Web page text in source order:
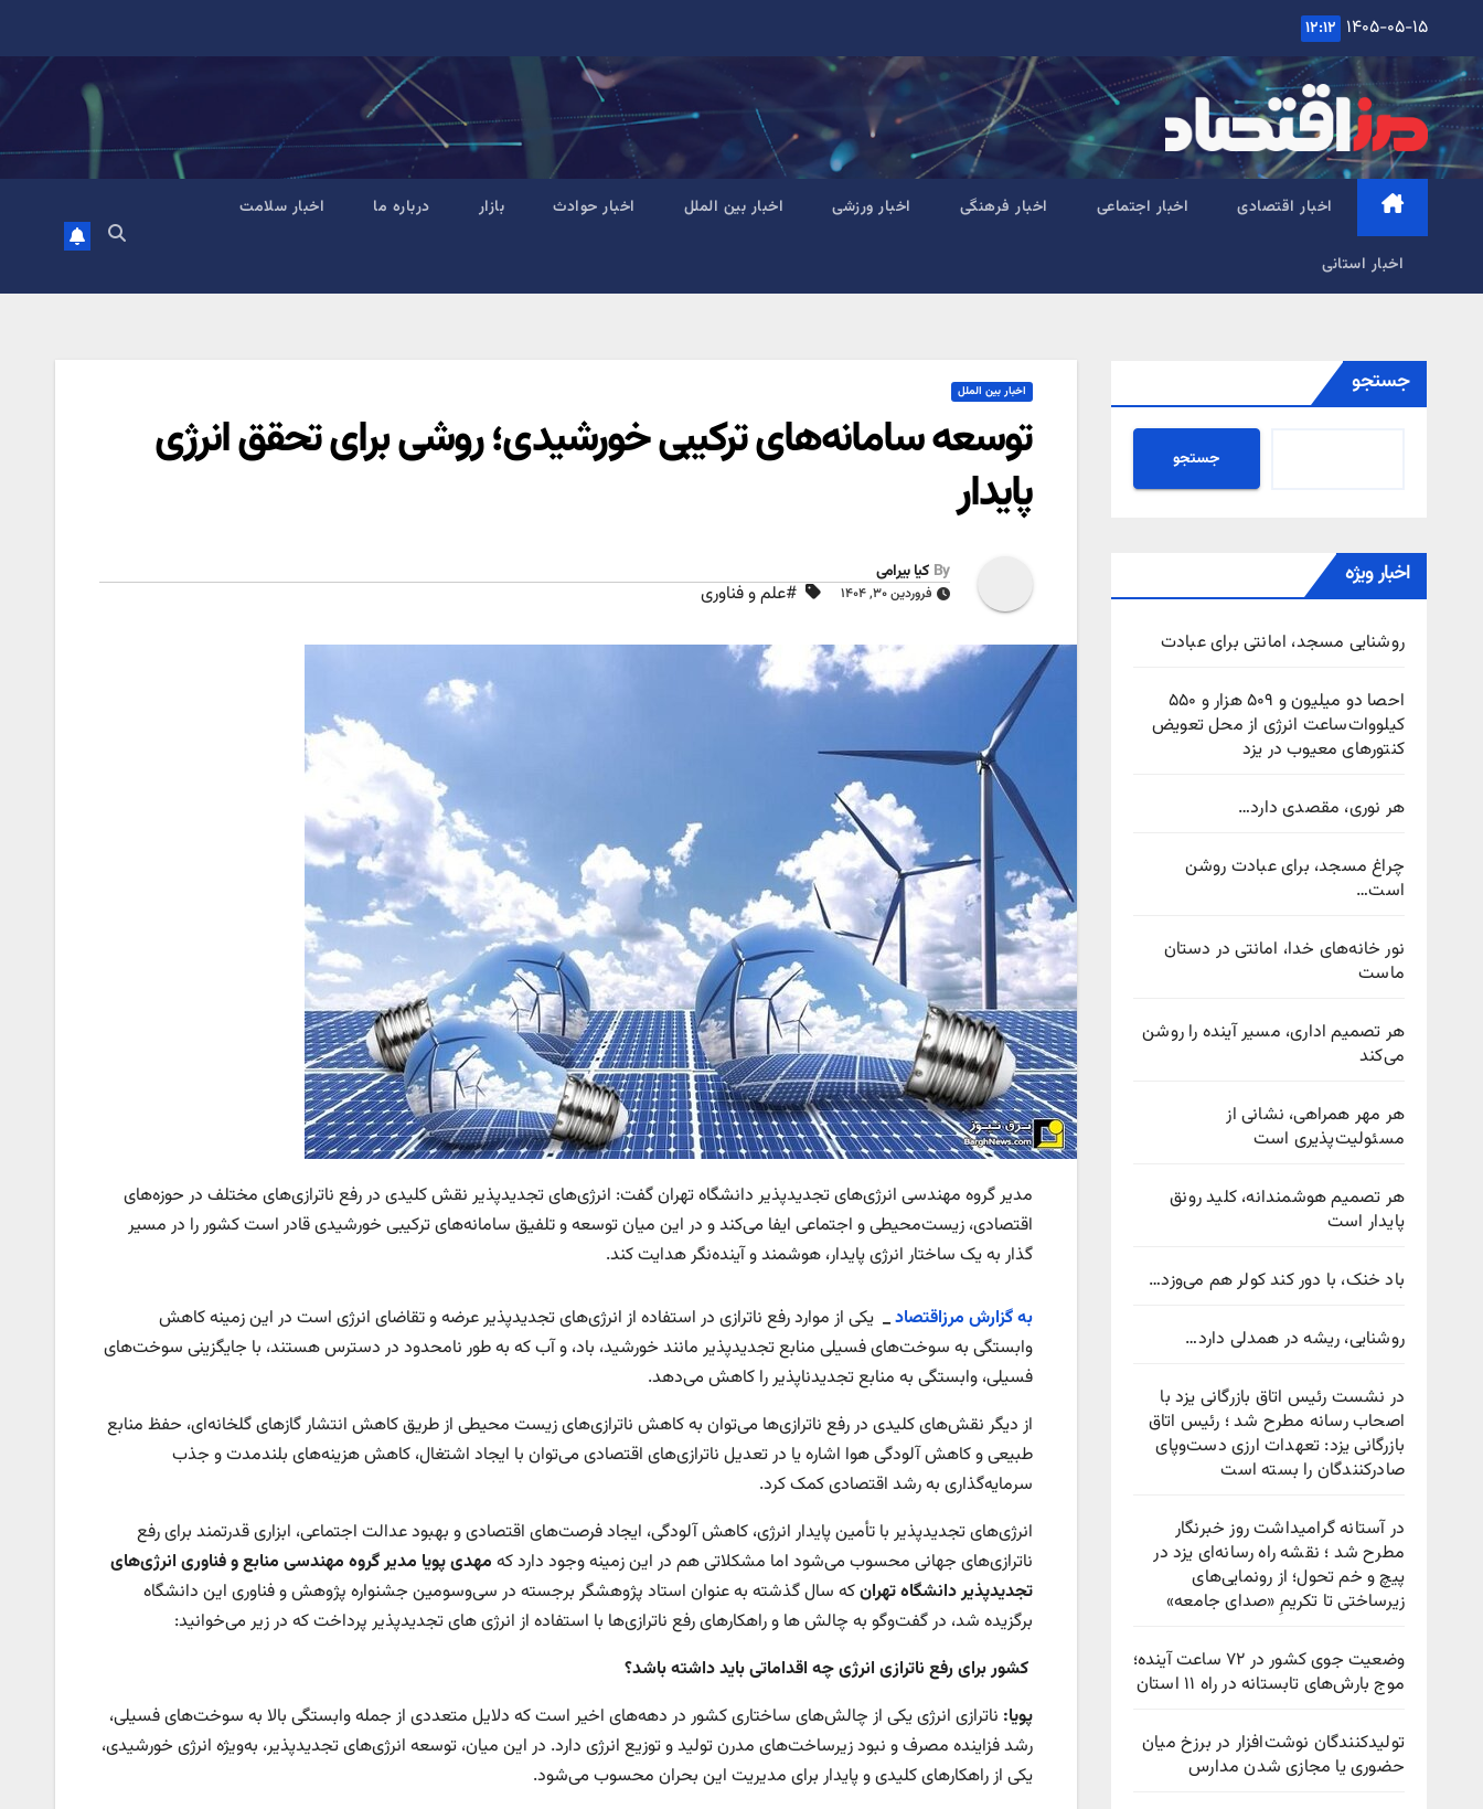
content
۱۴۰۵-۰۵-۱۵ ۱۲:۱۲
اخبار اقتصادی اخبار اجتماعی اخبار فرهنگی اخبار ورزشی اخبار بین الملل اخبار حوادث بازار درباره ما اخبار سلامت
اخبار استانی
جستجو
جستجو
اخبار ویژه
روشنایی مسجد، امانتی برای عبادت
احصا دو میلیون و ۵۰۹ هزار و ۵۵۰
کیلووات‌ساعت انرژی از محل تعویض
کنتورهای معیوب در یزد
هر نوری، مقصدی دارد…
چراغ مسجد، برای عبادت روشن
است…
نور خانه‌های خدا، امانتی در دستان
ماست
هر تصمیم اداری، مسیر آینده را روشن
می‌کند
هر مهر همراهی، نشانی از
مسئولیت‌پذیری است
هر تصمیم هوشمندانه، کلید رونق
پایدار است
باد خنک، با دور کند کولر هم می‌وزد…
روشنایی، ریشه در همدلی دارد…
در نشست رئیس اتاق بازرگانی یزد با
اصحاب رسانه مطرح شد ؛ رئیس اتاق
بازرگانی یزد: تعهدات ارزی دست‌وپای
صادرکنندگان را بسته است
در آستانه گرامیداشت روز خبرنگار
مطرح شد ؛ نقشه راه رسانه‌ای یزد در
پیچ‌ و خم تحول؛ از رونمایی‌های
زیرساختی تا تکریمِ «صدای جامعه»
وضعیت جوی کشور در ۷۲ ساعت آینده؛
موج بارش‌های تابستانه در راه ۱۱ استان
تولیدکنندگان نوشت‌افزار در برزخ میان
حضوری یا مجازی شدن مدارس
اخبار بین الملل
توسعه سامانه‌های ترکیبی خورشیدی؛ روشی برای تحقق انرژی
پایدار
By کیا بیرامی
فروردین ۳۰, ۱۴۰۴ #علم و فناوری
مدیر گروه مهندسی انرژی‌های تجدیدپذیر دانشگاه تهران گفت: انرژی‌های تجدیدپذیر نقش کلیدی در رفع ناترازی‌های مختلف در حوزه‌های
اقتصادی، زیست‌محیطی و اجتماعی ایفا می‌کند و در این میان توسعه و تلفیق سامانه‌های ترکیبی خورشیدی قادر است کشور را در مسیر
گذار به یک ساختار انرژی پایدار، هوشمند و آینده‌نگر هدایت کند.
به گزارش مرزاقتصاد_ یکی از موارد رفع ناترازی در استفاده از انرژی‌های تجدیدپذیر عرضه و تقاضای انرژی است در این زمینه کاهش
وابستگی به سوخت‌های فسیلی منابع تجدیدپذیر مانند خورشید، باد، و آب که به طور نامحدود در دسترس هستند، با جایگزینی سوخت‌های
فسیلی، وابستگی به منابع تجدیدناپذیر را کاهش می‌دهد.
از دیگر نقش‌های کلیدی در رفع ناترازی‌ها می‌توان به کاهش ناترازی‌های زیست محیطی از طریق کاهش انتشار گازهای گلخانه‌ای، حفظ منابع
طبیعی و کاهش آلودگی هوا اشاره یا در تعدیل ناترازی‌های اقتصادی می‌توان با ایجاد اشتغال، کاهش هزینه‌های بلندمدت و جذب
سرمایه‌گذاری به رشد اقتصادی کمک کرد.
انرژی‌های تجدیدپذیر با تأمین پایدار انرژی، کاهش آلودگی، ایجاد فرصت‌های اقتصادی و بهبود عدالت اجتماعی، ابزاری قدرتمند برای رفع
ناترازی‌های جهانی محسوب می‌شود اما مشکلاتی هم در این زمینه وجود دارد که مهدی پویا مدیر گروه مهندسی منابع و فناوری انرژی‌های
تجدیدپذیر دانشگاه تهرانکه سال گذشته به عنوان استاد پژوهشگر برجسته در سی‌وسومین جشنواره پژوهش و فناوری این دانشگاه
برگزیده شد، در گفت‌وگو به چالش ها و راهکارهای رفع ناترازی‌ها با استفاده از انرژی های تجدیدپذیر پرداخت که در زیر می‌خوانید:
کشور برای رفع ناترازی انرژی چه اقداماتی باید داشته باشد؟
پویا: ناترازی انرژی یکی از چالش‌های ساختاری کشور در دهه‌های اخیر است که دلایل متعددی از جمله وابستگی بالا به سوخت‌های فسیلی،
رشد فزاینده مصرف و نبود زیرساخت‌های مدرن تولید و توزیع انرژی دارد. در این میان، توسعه انرژی‌های تجدیدپذیر، به‌ویژه انرژی خورشیدی،
یکی از راهکارهای کلیدی و پایدار برای مدیریت این بحران محسوب می‌شود.